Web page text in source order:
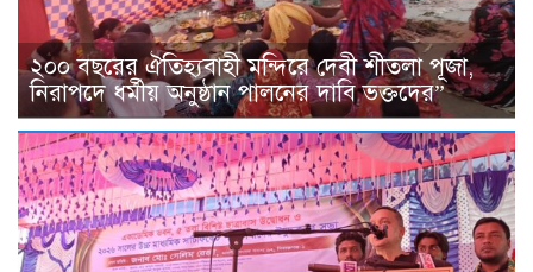
২০০ বছরের ঐতিহ্যবাহী মন্দিরে দেবী শীতলা পূজা,
নিরাপদে ধর্মীয় অনুষ্ঠান পালনের দাবি ভক্তদের”